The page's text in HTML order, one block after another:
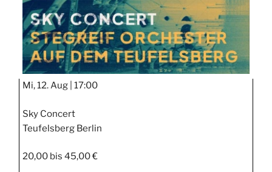
Mi, 12. Aug | 17:00
Sky Concert
Teufelsberg Berlin
20,00 bis 45,00 €